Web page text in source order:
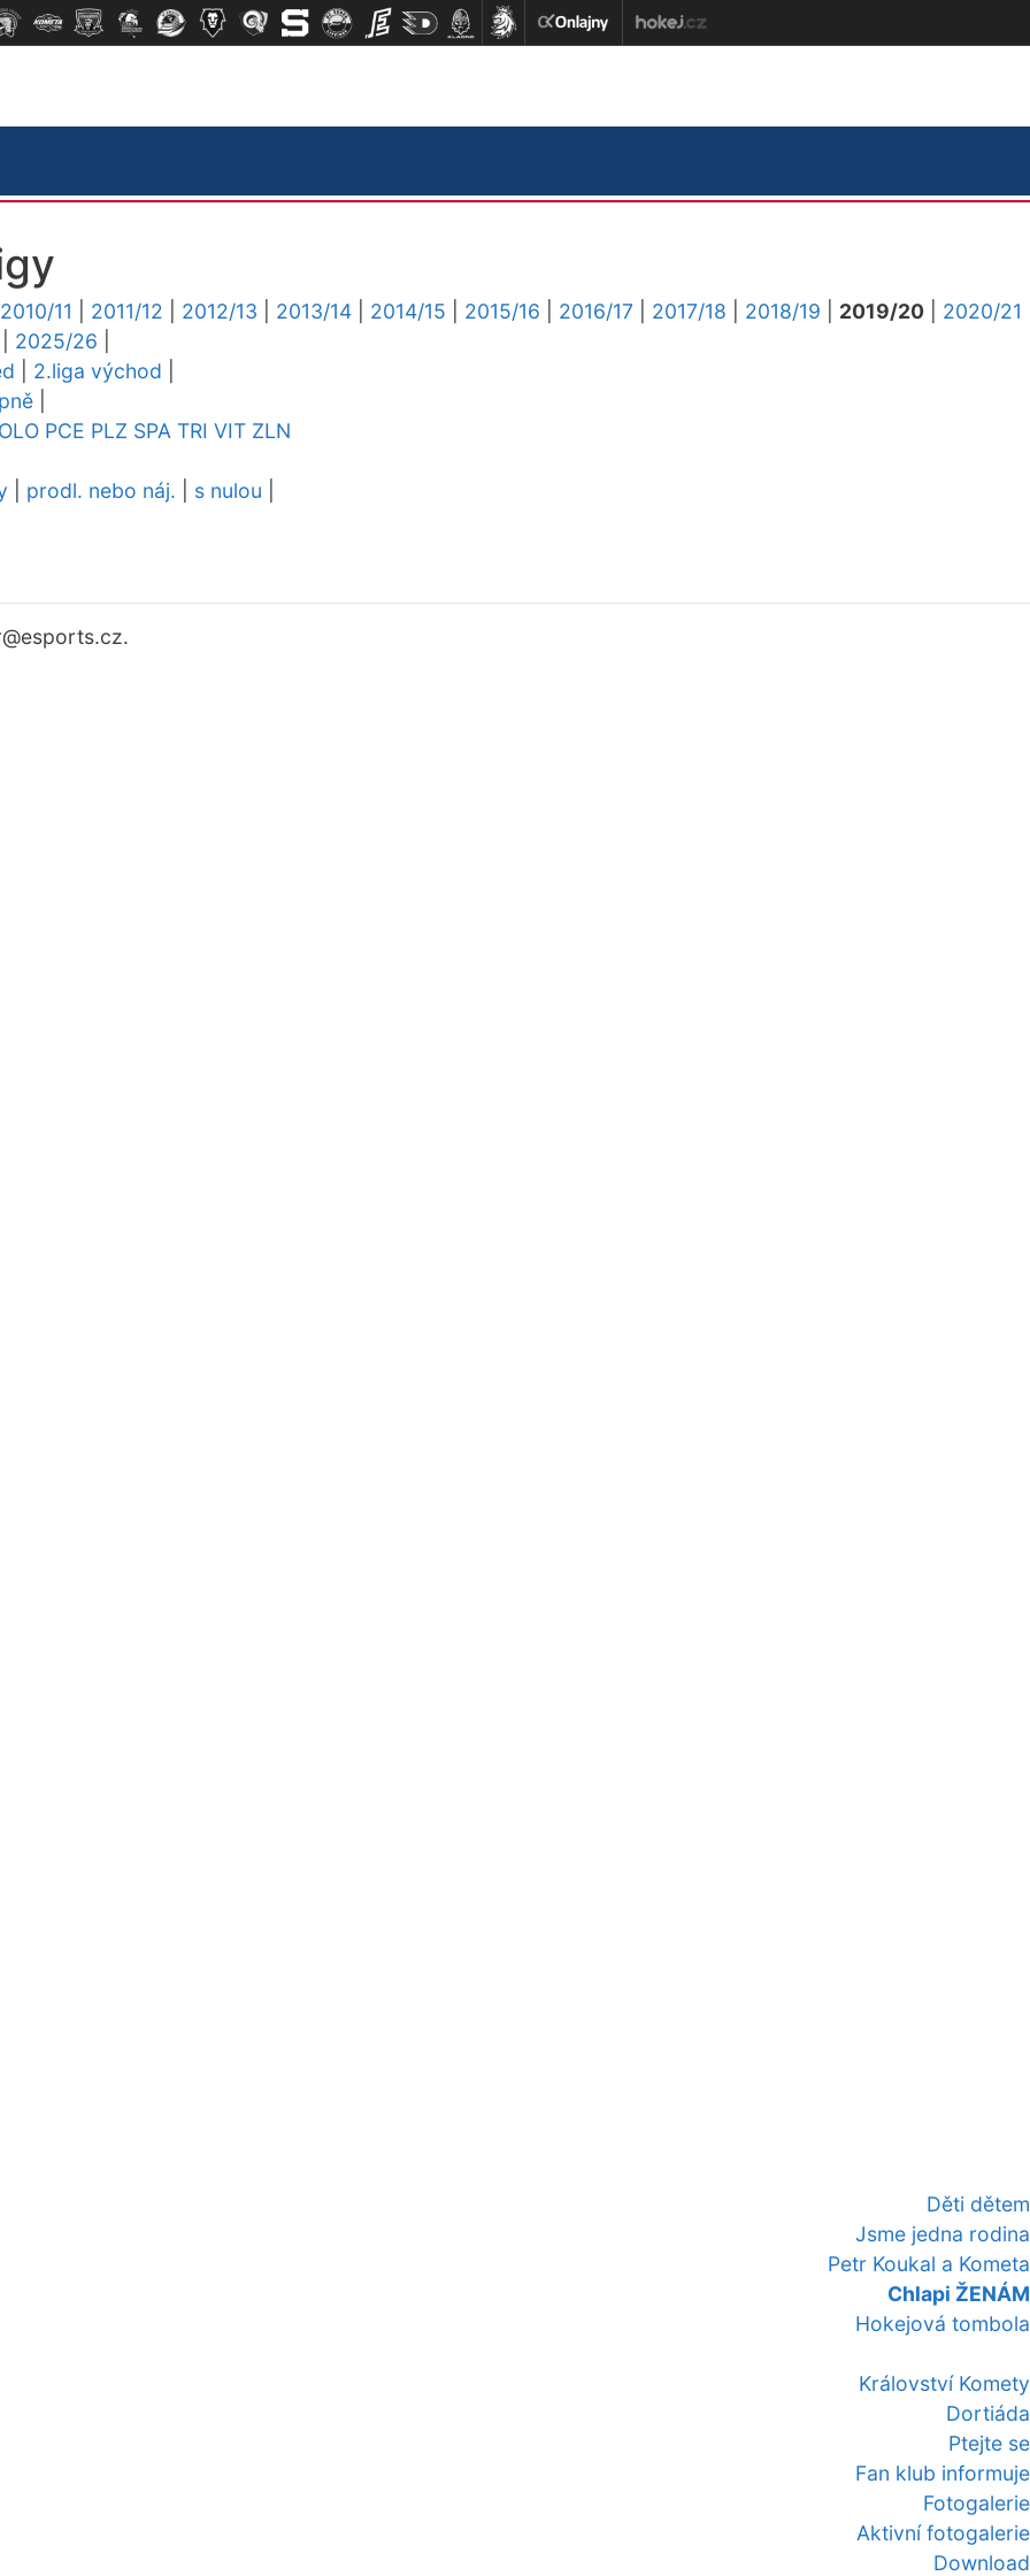
Děti dětem
Jsme jedna rodina
Petr Koukal a Kometa
Chlapi ŽENÁM
Hokejová tombola
Království Komety
Dortiáda
Ptejte se
Fan klub informuje
Fotogalerie
Aktivní fotogalerie
Download
2010/11 2011/12 2012/13 2013/14 2014/15 2015/16 2016/17 2017/18 2018/19 2019/20
2020/21
2025/26
2.liga východ
OLO PCE PLZ SPA TRI VIT ZLN
prodl. nebo náj. s nulou
@esports.cz.